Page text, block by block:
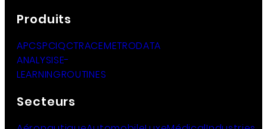
Produits
APCSPCIQCTRACEMETRODATA
ANALYSISE-
LEARNINGROUTINES
Secteurs